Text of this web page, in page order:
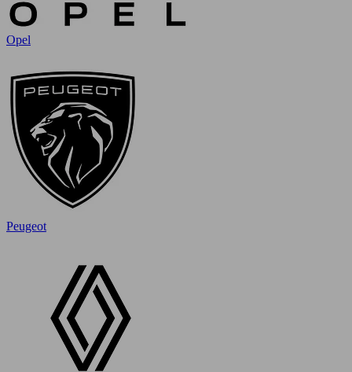
Opel
Peugeot